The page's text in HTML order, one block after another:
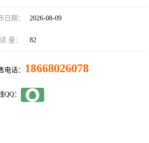
日期： 2026-08-09
量： 82
电话： 18668026078
QQ：